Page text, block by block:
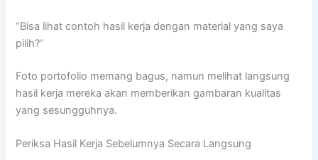
“Bisa lihat contoh hasil kerja dengan material yang saya
pilih?”
Foto portofolio memang bagus, namun melihat langsung
hasil kerja mereka akan memberikan gambaran kualitas
yang sesungguhnya.
Periksa Hasil Kerja Sebelumnya Secara Langsung